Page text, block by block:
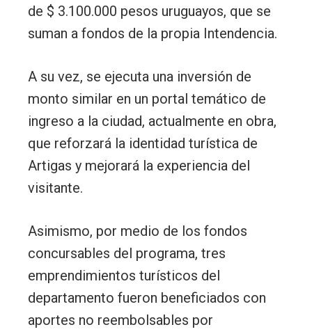
de $ 3.100.000 pesos uruguayos, que se
suman a fondos de la propia Intendencia.
A su vez, se ejecuta una inversión de
monto similar en un portal temático de
ingreso a la ciudad, actualmente en obra,
que reforzará la identidad turística de
Artigas y mejorará la experiencia del
visitante.
Asimismo, por medio de los fondos
concursables del programa, tres
emprendimientos turísticos del
departamento fueron beneficiados con
aportes no reembolsables por